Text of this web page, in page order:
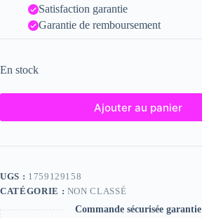
Satisfaction garantie
Garantie de remboursement
En stock
Ajouter au panier
UGS : 1759129158
CATÉGORIE : NON CLASSÉ
Commande sécurisée garantie